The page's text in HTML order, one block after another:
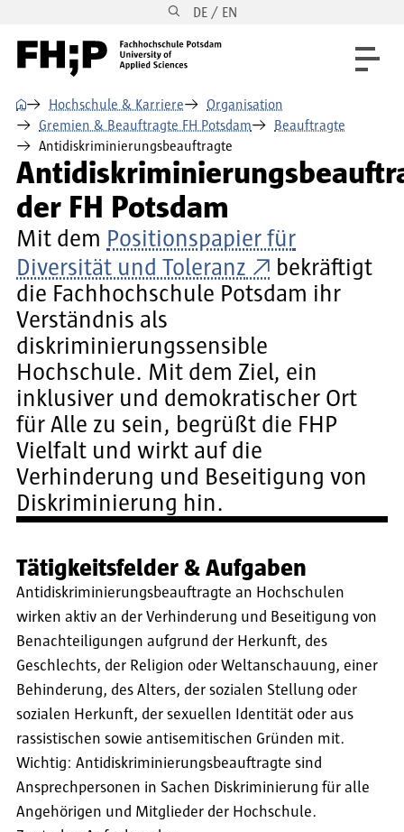
Direkt zur Hauptnavigation DE / EN
⌂ Hochschule & Karriere
Organisation
Gremien & Beauftragte FH Potsdam
Beauftragte
Antidiskriminierungsbeauftragte
der FH Potsdam
Mit dem Positionspapier für
Diversität und Toleranz
bekräftigt
die Fachhochschule Potsdam ihr
Verständnis als
diskriminierungssensible
Hochschule. Mit dem Ziel, ein
inklusiver und demokratischer Ort
für Alle zu sein, begrüßt die FHP
Vielfalt und wirkt auf die
Verhinderung und Beseitigung von
Diskriminierung hin.
Tätigkeitsfelder & Aufgaben
Antidiskriminierungsbeauftragte an Hochschulen
wirken aktiv an der Verhinderung und Beseitigung von
Benachteiligungen aufgrund der Herkunft, des
Geschlechts, der Religion oder Weltanschauung, einer
Behinderung, des Alters, der sozialen Stellung oder
sozialen Herkunft, der sexuellen Identität oder aus
rassistischen sowie antisemitischen Gründen mit.
Wichtig: Antidiskriminierungsbeauftragte sind
Ansprechpersonen in Sachen Diskriminierung für alle
Angehörigen und Mitglieder der Hochschule.